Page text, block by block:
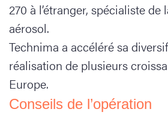
270 à l’étranger, spécialiste de
aérosol.
Technima a accéléré sa
réalisation de plusieurs
Europe.
Conseils de l’opération